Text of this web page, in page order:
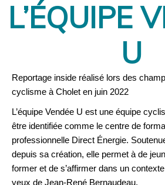
L’ÉQUIPE
U
Reportage inside réalisé lors des
cyclisme à Cholet en juin 2022
L’équipe Vendée U est une équipe
être identifiée comme le centre de
professionnelle Direct Énergie.
depuis sa création, elle permet à de
former et de s’affirmer dans un
yeux de Jean-René Bernaudeau.